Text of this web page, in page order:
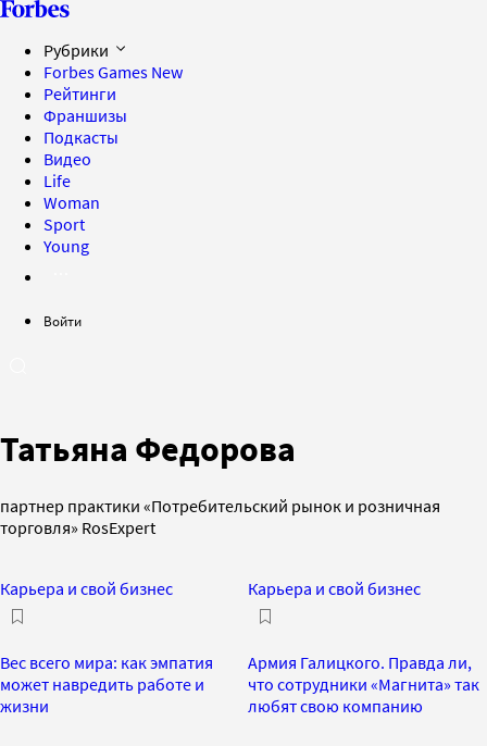
Рубрики
Forbes Games New
Рейтинги
Франшизы
Подкасты
Видео
Life
Woman
Sport
Young
Войти
Татьяна Федорова
партнер практики «Потребительский рынок и розничная
торговля» RosExpert
Карьера и свой бизнес
Вес всего мира: как эмпатия
может навредить работе и
жизни
Карьера и свой бизнес
Армия Галицкого. Правда ли,
что сотрудники «Магнита» так
любят свою компанию